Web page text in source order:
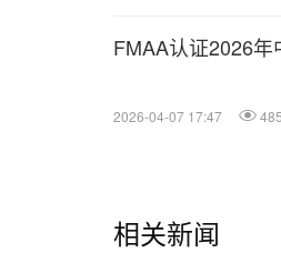
FMAA认证2026
2026-04-07 17:47
相关新闻